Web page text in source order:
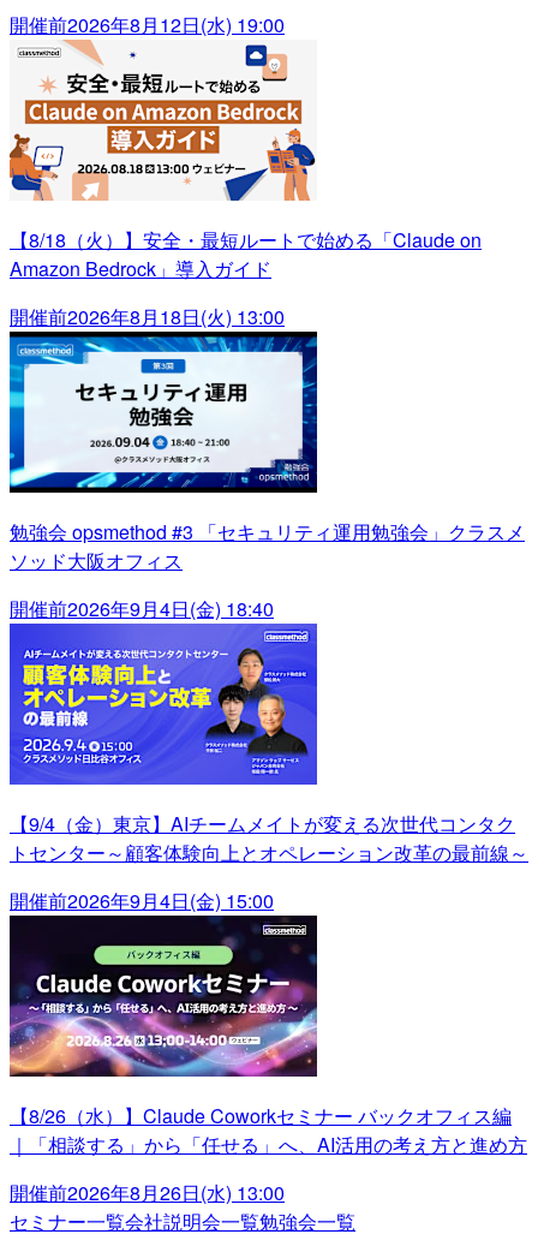
開催前2026年8月12日(水) 19:00
【8/18（火）】安全・最短ルートで始める「Claude on
Amazon Bedrock」導入ガイド
開催前2026年8月18日(火) 13:00
勉強会 opsmethod #3 「セキュリティ運用勉強会」クラスメ
ソッド大阪オフィス
開催前2026年9月4日(金) 18:40
【9/4（金）東京】AIチームメイトが変える次世代コンタク
トセンター～顧客体験向上とオペレーション改革の最前線～
開催前2026年9月4日(金) 15:00
【8/26（水）】Claude Coworkセミナー バックオフィス編
｜「相談する」から「任せる」へ、AI活用の考え方と進め方
開催前2026年8月26日(水) 13:00
セミナー一覧会社説明会一覧勉強会一覧